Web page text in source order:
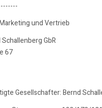
und Vertrieb
GbR
67
Gesellschafter: Bernd